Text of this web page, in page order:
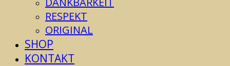
RESPEKT
ORIGINAL
SHOP
KONTAKT